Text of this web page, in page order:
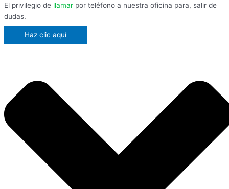
El privilegio de llamar por teléfono a nuestra oficina para, salir de
dudas.
Haz clic aquí